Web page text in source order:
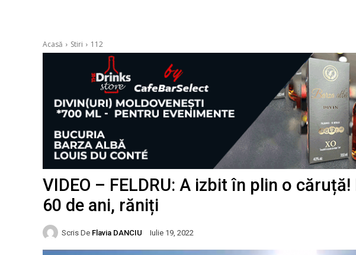
Acasă Stiri 112
VIDEO – FELDRU: A izbit în plin o
60 de ani, răniți
Scris De Flavia DANCIU Iulie 19, 2022